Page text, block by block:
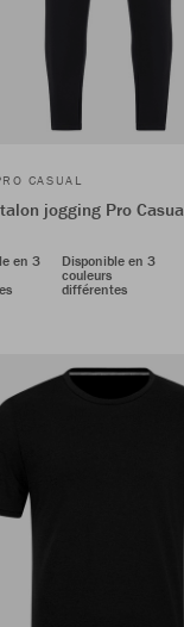
CASUAL
jogging Pro
en 3
Disponible en 3
couleurs
différentes